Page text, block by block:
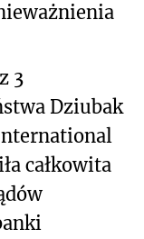
3
Dziubak
całkowita